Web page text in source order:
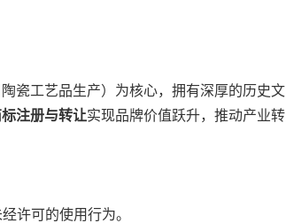
瓷工艺品生产）为核心，拥有深厚的历史文
注册与转让实现品牌价值跃升，推动产业转
许可的使用行为。